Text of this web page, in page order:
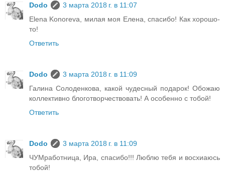
Dodo
3 марта 2018 г. в 11:07
Elena Konoreva, милая моя Елена, спасибо! Как хорошо-
то!
Ответить
Dodo
3 марта 2018 г. в 11:09
Галина Солоденкова, какой чудесный подарок! Обожаю
коллективно блоготворчествовать! А особенно с тобой!
Ответить
Dodo
3 марта 2018 г. в 11:09
ЧУМработница, Ира, спасибо!!! Люблю тебя и восхиаюсь
тобой!